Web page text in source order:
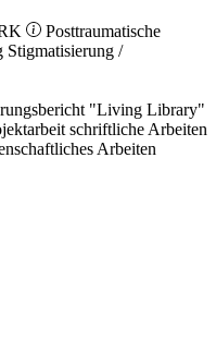
Posttraumatische
Stigmatisierung /
"Living Library"
schriftliche Arbeiten
Arbeiten